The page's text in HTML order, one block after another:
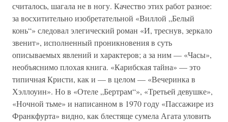
считалось, шагала не в ногу. Качество этих работ разное:
за восхитительно изобретательной «Виллой „Белый
конь“» следовал элегический роман «И, треснув, зеркало
звенит», исполненный проникновения в суть
описываемых явлений и характеров; а за ним — «Часы»,
необъяснимо плохая книга. «Карибская тайна» — это
типичная Кристи, как и — в целом — «Вечеринка в
Хэллоуин». Но в «Отеле „Бертрам“», «Третьей девушке»,
«Ночной тьме» и написанном в 1970 году «Пассажире из
Франкфурта» видно, как блестяще сумела Агата уловить